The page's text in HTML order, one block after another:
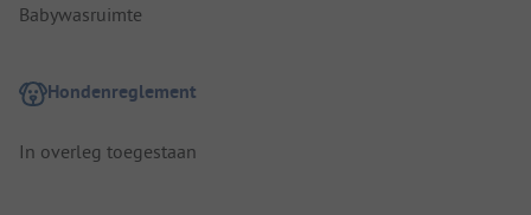
Babywasruimte
Hondenreglement
In overleg toegestaan